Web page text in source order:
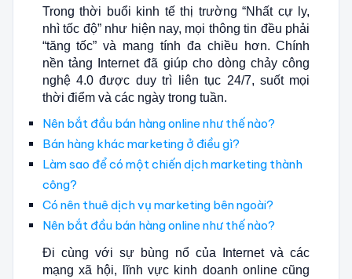
Trong thời buổi kinh tế thị trường “Nhất cự ly,
nhì tốc độ” như hiện nay, mọi thông tin đều phải
“tăng tốc” và mang tính đa chiều hơn. Chính
nền tảng Internet đã giúp cho dòng chảy công
nghệ 4.0 được duy trì liên tục 24/7, suốt mọi
thời điểm và các ngày trong tuần.
Nên bắt đầu bán hàng online như thế nào?
Bán hàng khác marketing ở điều gì?
Làm sao để có một chiến dịch marketing thành
công?
Có nên thuê dịch vụ marketing bên ngoài?
Nên bắt đầu bán hàng online như thế nào?
Đi cùng với sự bùng nổ của Internet và các
mạng xã hội, lĩnh vực kinh doanh online cũng